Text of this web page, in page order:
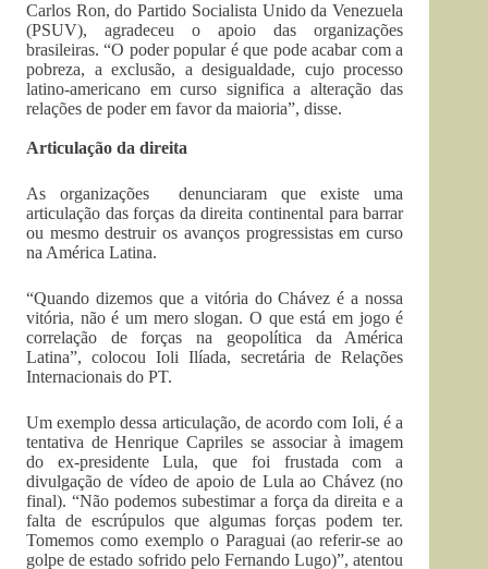
Carlos Ron, do Partido Socialista Unido da Venezuela
(PSUV), agradeceu o apoio das organizações
brasileiras. “O poder popular é que pode acabar com a
pobreza, a exclusão, a desigualdade, cujo processo
latino-americano em curso significa a alteração das
relações de poder em favor da maioria”, disse.
Articulação da direita
As organizações denunciaram que existe uma
articulação das forças da direita continental para barrar
ou mesmo destruir os avanços progressistas em curso
na América Latina.
“Quando dizemos que a vitória do Chávez é a nossa
vitória, não é um mero slogan. O que está em jogo é
correlação de forças na geopolítica da América
Latina”, colocou Ioli Ilíada, secretária de Relações
Internacionais do PT.
Um exemplo dessa articulação, de acordo com Ioli, é a
tentativa de Henrique Capriles se associar à imagem
do ex-presidente Lula, que foi frustada com a
divulgação de vídeo de apoio de Lula ao Chávez (no
final). “Não podemos subestimar a força da direita e a
falta de escrúpulos que algumas forças podem ter.
Tomemos como exemplo o Paraguai (ao referir-se ao
golpe de estado sofrido pelo Fernando Lugo)”, atentou